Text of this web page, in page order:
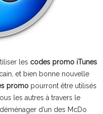
les codes promo iTunes
et bien bonne nouvelle
promo pourront être utilisés
les autres à travers le
d’un des McDo